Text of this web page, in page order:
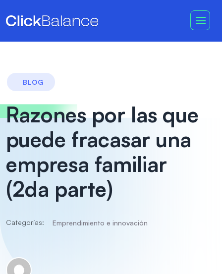
BLOG
Razones por las que
puede fracasar una
empresa familiar
(2da parte)
Categorías: Emprendimiento e innovación